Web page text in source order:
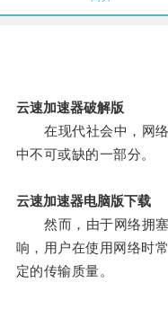
云速加速器破解版
在现代社会中，网络
中不可或缺的一部分。
云速加速器电脑版下载
然而，由于网络拥塞
响，用户在使用网络时
定的传输质量。